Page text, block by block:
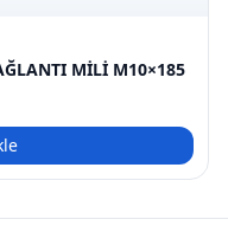
MİLİ M10×185